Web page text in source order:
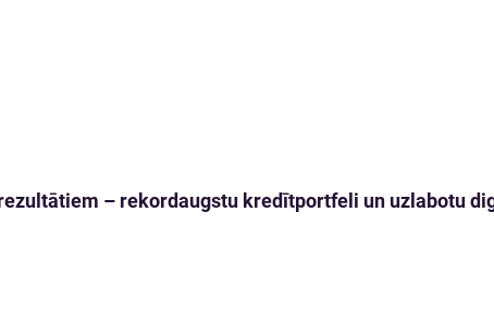
– rekordaugstu kredītportfeli un uzlabotu